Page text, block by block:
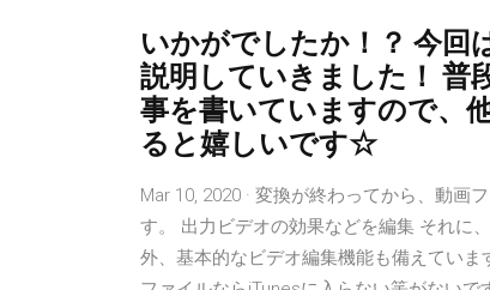
いかがでしたか！？ 今回
説明していきました！ 普
事を書いていますので、
ると嬉しいです☆
Mar 10, 2020 · 変換が終わってから、動画
す。 出力ビデオの効果などを編集 それに
外、基本的なビデオ編集機能も備えてい